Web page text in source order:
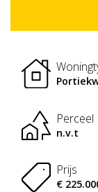
Perceel
n.v.t
Prijs
€